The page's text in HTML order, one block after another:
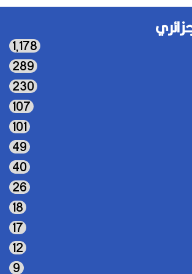
1٬178
289
230
107
101
49
40
26
18
17
12
9